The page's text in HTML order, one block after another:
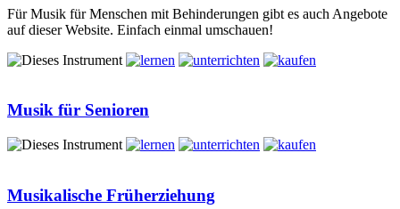
Für Musik für Menschen mit Behinderungen gibt es auch Angebote
auf dieser Website. Einfach einmal umschauen!
Musik für Senioren
Musikalische Früherziehung